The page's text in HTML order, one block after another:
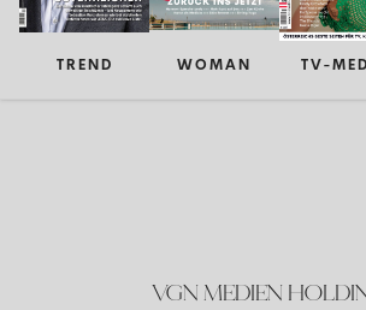
TREND WOMAN TV-
VGN MEDIEN